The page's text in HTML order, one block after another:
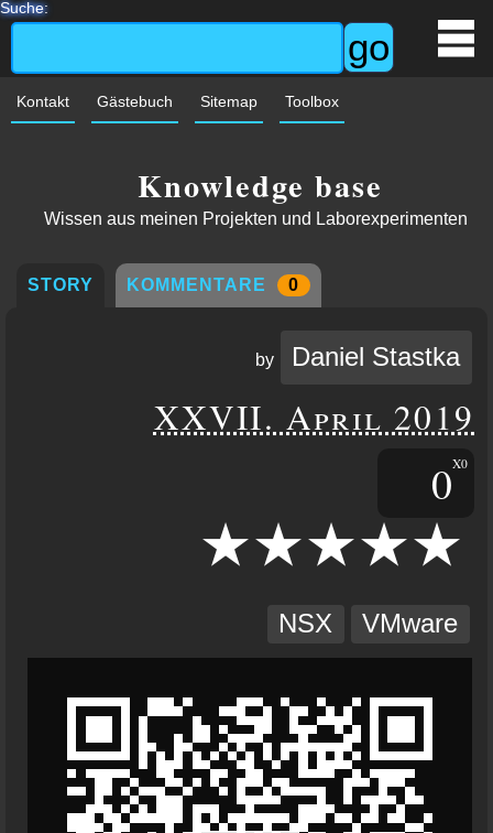
Suche:
Kontakt Gästebuch Sitemap Toolbox
Knowledge base
Wissen aus meinen Projekten und Laborexperimenten
STORY 0
KOMMENTARE
by Daniel Stastka
XXVII. April 2019
X0
0
VMware
NSX